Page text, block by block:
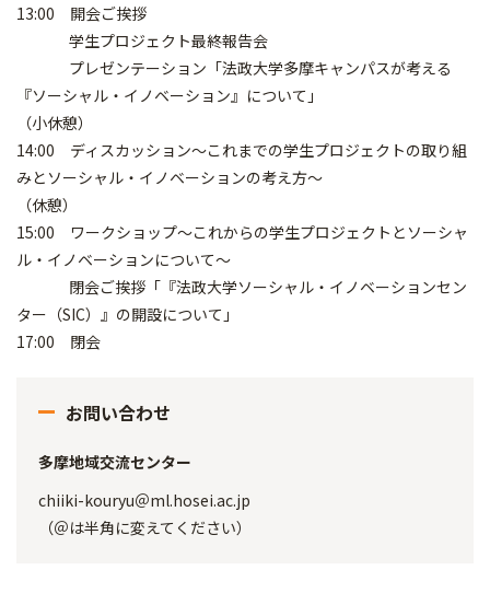
13:00 開会ご挨拶
学生プロジェクト最終報告会
プレゼンテーション「法政大学多摩キャンパスが考える
『ソーシャル・イノベーション』について」
（小休憩）
14:00 ディスカッション～これまでの学生プロジェクトの取り組
みとソーシャル・イノベーションの考え方～
（休憩）
15:00 ワークショップ～これからの学生プロジェクトとソーシャ
ル・イノベーションについて～
閉会ご挨拶「『法政大学ソーシャル・イノベーションセン
ター（SIC）』の開設について」
17:00 閉会
お問い合わせ
多摩地域交流センター
chiiki-kouryu＠ml.hosei.ac.jp
（＠は半角に変えてください）